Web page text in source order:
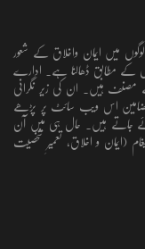
میں ایمان واخلاق کے شعور
ں کے مطابق ڈھالنا ہے۔ ادارے
مصنف ہیں۔ ان کی زیر نگرانی
اس ویب سائٹ پر پڑھے
جاتے ہیں۔ حال ہی میں آن
(ایمان و اخلاق، تعمیرِ شخصیت